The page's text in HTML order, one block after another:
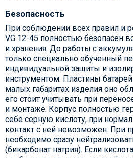
Безопасность
При соблюдении всех правил и
VG 12-45 полностью безопасен
и хранения. До работы с
только специально обученный
индивидуальной защиты и
инструментом. Пластины
малых габаритах изделия оно
его стоит учитывать при
и монтаже. Корпус полностью
себе серную кислоту, при
контакт с ней невозможен. При
необходимо сразу
(бикарбонат натрия). Если